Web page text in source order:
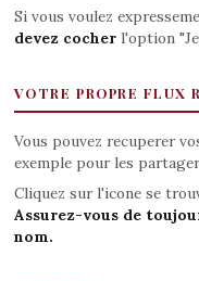
Si vous voulez
devez cocherl'option "Je
VOTRE PROPRE FLUX
Vous pouvez recuperer
exemple pour les
Cliquez sur l'icone se
Assurez-vous de
nom.